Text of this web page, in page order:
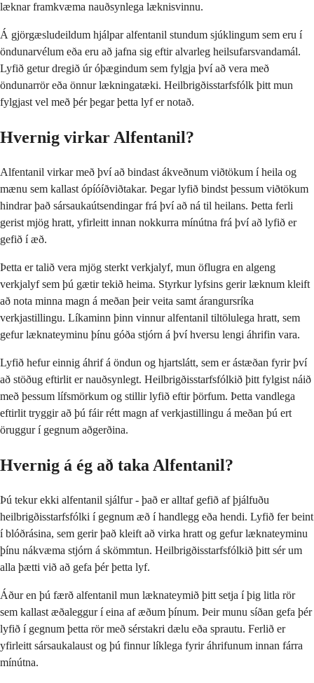
læknar framkvæma nauðsynlega læknisvinnu.
Á gjörgæsludeildum hjálpar alfentanil stundum sjúklingum sem eru í
öndunarvélum eða eru að jafna sig eftir alvarleg heilsufarsvandamál.
Lyfið getur dregið úr óþægindum sem fylgja því að vera með
öndunarrör eða önnur lækningatæki. Heilbrigðisstarfsfólk þitt mun
fylgjast vel með þér þegar þetta lyf er notað.
Hvernig virkar Alfentanil?
Alfentanil virkar með því að bindast ákveðnum viðtökum í heila og
mænu sem kallast ópíóíðviðtakar. Þegar lyfið bindst þessum viðtökum
hindrar það sársaukaútsendingar frá því að ná til heilans. Þetta ferli
gerist mjög hratt, yfirleitt innan nokkurra mínútna frá því að lyfið er
gefið í æð.
Þetta er talið vera mjög sterkt verkjalyf, mun öflugra en algeng
verkjalyf sem þú gætir tekið heima. Styrkur lyfsins gerir læknum kleift
að nota minna magn á meðan þeir veita samt árangursríka
verkjastillingu. Líkaminn þinn vinnur alfentanil tiltölulega hratt, sem
gefur læknateyminu þínu góða stjórn á því hversu lengi áhrifin vara.
Lyfið hefur einnig áhrif á öndun og hjartslátt, sem er ástæðan fyrir því
að stöðug eftirlit er nauðsynlegt. Heilbrigðisstarfsfólkið þitt fylgist náið
með þessum lífsmörkum og stillir lyfið eftir þörfum. Þetta vandlega
eftirlit tryggir að þú fáir rétt magn af verkjastillingu á meðan þú ert
öruggur í gegnum aðgerðina.
Hvernig á ég að taka Alfentanil?
Þú tekur ekki alfentanil sjálfur - það er alltaf gefið af þjálfuðu
heilbrigðisstarfsfólki í gegnum æð í handlegg eða hendi. Lyfið fer beint
í blóðrásina, sem gerir það kleift að virka hratt og gefur læknateyminu
þínu nákvæma stjórn á skömmtun. Heilbrigðisstarfsfólkið þitt sér um
alla þætti við að gefa þér þetta lyf.
Áður en þú færð alfentanil mun læknateymið þitt setja í þig litla rör
sem kallast æðaleggur í eina af æðum þínum. Þeir munu síðan gefa þér
lyfið í gegnum þetta rör með sérstakri dælu eða sprautu. Ferlið er
yfirleitt sársaukalaust og þú finnur líklega fyrir áhrifunum innan fárra
mínútna.